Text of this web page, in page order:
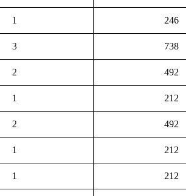
1 246
3 738
2 492
1 212
2 492
1 212
1 212